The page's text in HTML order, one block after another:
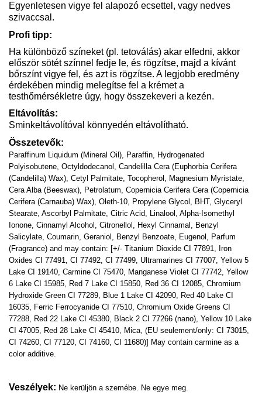
Egyenletesen vigye fel alapozó ecsettel, vagy nedves
szivaccsal.
Profi tipp:
Ha különböző színeket (pl. tetoválás) akar elfedni, akkor
először sötét színnel fedje le, és rögzítse, majd a kívánt
bőrszínt vigye fel, és azt is rögzítse. A legjobb eredmény
érdekében mindig melegítse fel a krémet a
testhőmérsékletre úgy, hogy összekeveri a kezén.
Eltávolítás:
Sminkeltávolítóval könnyedén eltávolítható.
Összetevők:
Paraffinum Liquidum (Mineral Oil), Paraffin, Hydrogenated
Polyisobutene, Octyldodecanol, Candelilla Cera (Euphorbia Cerifera
(Candelilla) Wax), Cetyl Palmitate, Tocopherol, Magnesium Myristate,
Cera Alba (Beeswax), Petrolatum, Copernicia Cerifera Cera (Copernicia
Cerifera (Carnauba) Wax), Oleth-10, Propylene Glycol, BHT, Glyceryl
Stearate, Ascorbyl Palmitate, Citric Acid, Linalool, Alpha-Isomethyl
Ionone, Cinnamyl Alcohol, Citronellol, Hexyl Cinnamal, Benzyl
Salicylate, Coumarin, Geraniol, Benzyl Benzoate, Eugenol, Parfum
(Fragrance) and may contain: [+/- Titanium Dioxide CI 77891, Iron
Oxides CI 77491, CI 77492, CI 77499, Ultramarines CI 77007, Yellow 5
Lake CI 19140, Carmine CI 75470, Manganese Violet CI 77742, Yellow
6 Lake CI 15985, Red 7 Lake CI 15850, Red 36 CI 12085, Chromium
Hydroxide Green CI 77289, Blue 1 Lake CI 42090, Red 40 Lake CI
16035, Ferric Ferrocyanide CI 77510, Chromium Oxide Greens CI
77288, Red 22 Lake CI 45380, Black 2 CI 77266 (nano), Yellow 10 Lake
CI 47005, Red 28 Lake CI 45410, Mica, (EU seulement/only: CI 73015,
CI 74260, CI 77120, CI 74160, CI 11680)] May contain carmine as a
color additive.
Veszélyek: Ne kerüljön a szemébe. Ne egye meg.